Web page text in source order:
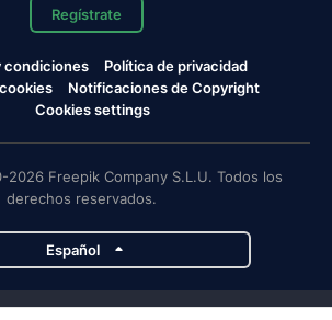
Regístrate
condiciones
Política de privacidad
Notificaciones de Copyright
Cookies settings
Freepik Company S.L.U. Todos los
derechos reservados.
Español